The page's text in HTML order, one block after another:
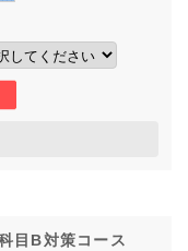
目B対策コース